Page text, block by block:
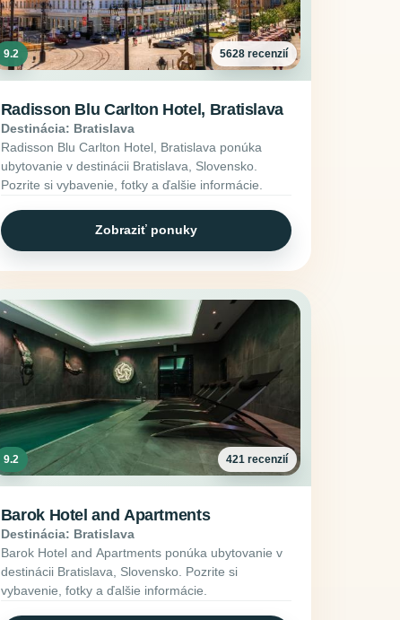
9.2 5628 recenzií
Radisson Blu Carlton Hotel, Bratislava
Destinácia: Bratislava
Radisson Blu Carlton Hotel, Bratislava ponúka
ubytovanie v destinácii Bratislava, Slovensko.
Pozrite si vybavenie, fotky a ďalšie informácie.
Zobraziť ponuky
9.2 421 recenzií
Barok Hotel and Apartments
Destinácia: Bratislava
Barok Hotel and Apartments ponúka ubytovanie v
destinácii Bratislava, Slovensko. Pozrite si
vybavenie, fotky a ďalšie informácie.